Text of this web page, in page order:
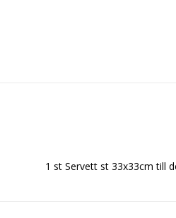
1 st Servett st 33x33cm till